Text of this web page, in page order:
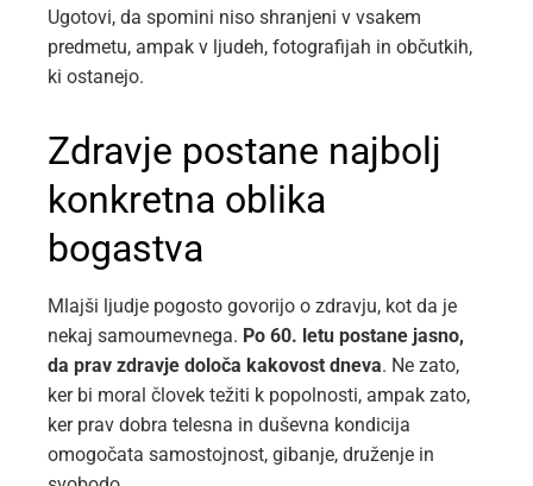
Ugotovi, da spomini niso shranjeni v vsakem
predmetu, ampak v ljudeh, fotografijah in občutkih,
ki ostanejo.
Zdravje postane najbolj
konkretna oblika
bogastva
Mlajši ljudje pogosto govorijo o zdravju, kot da je
nekaj samoumevnega. Po 60. letu postane jasno,
da prav zdravje določa kakovost dneva. Ne zato,
ker bi moral človek težiti k popolnosti, ampak zato,
ker prav dobra telesna in duševna kondicija
omogočata samostojnost, gibanje, druženje in